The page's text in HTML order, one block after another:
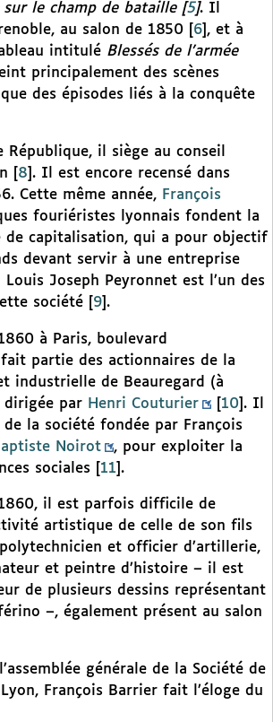
le champ de bataille[5]. Il
au salon de 1850
6 , et à
intitulé Blessés de l’armée
principalement des scènes
des épisodes liés à la conquête
République, il siège au conseil
8 . Il est encore recensé dans
Cette même année, François
fouriéristes lyonnais fondent la
de capitalisation, qui a pour objectif
devant servir à une entreprise
Joseph Peyronnet est l’un des
société
9 .
à Paris, boulevard
partie des actionnaires de la
industrielle de Beauregard (à
dirigée par Henri Couturier 10 . Il
la société fondée par François
Noirot
, pour exploiter la
sociales
11 .
1860, il est parfois difficile de
artistique de celle de son fils
et officier d’artillerie,
et peintre d’histoire – il est
de plusieurs dessins représentant
–, également présent au salon
générale de la Société de
François Barrier fait l’éloge du